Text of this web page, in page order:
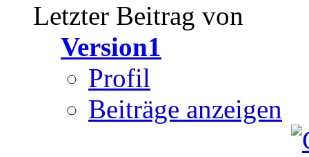
Letzter Beitrag von
Version1
Profil
Beiträge anzeigen